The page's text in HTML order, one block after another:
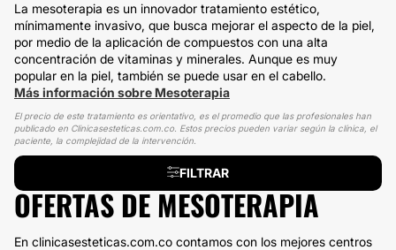
La mesoterapia es un innovador tratamiento estético,
mínimamente invasivo, que busca mejorar el aspecto de la piel,
por medio de la aplicación de compuestos con una alta
concentración de vitaminas y minerales. Aunque es muy
popular en la piel, también se puede usar en el cabello.
Más información sobre Mesoterapia
El precio de este tratamiento es orientativo, es el promedio que las profesionales han
publicado en Clinicasesteticas.com.co. Estos precios pueden variar según la clínica, el
paciente, la complejidad de la intervención.
FILTRAR
OFERTAS DE MESOTERAPIA
En clinicasesteticas.com.co contamos con los mejores centros